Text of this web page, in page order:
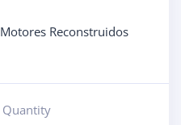
Motores Reconstruidos
Quantity